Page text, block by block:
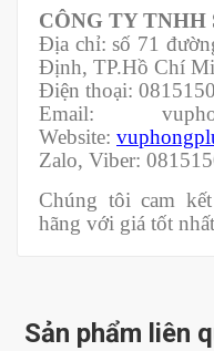
CÔNG TY TNHH
Địa chỉ: số 71
Định, TP.Hồ Chí
Điện thoại:
Email:
Website:
Zalo, Viber:
Chúng tôi cam
hãng với giá tốt
Sản phẩm liên